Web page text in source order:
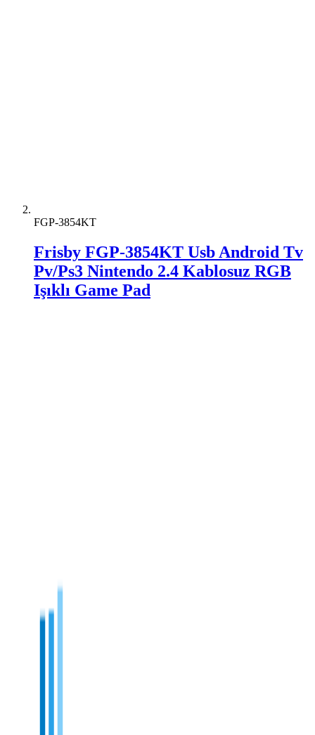
FGP-3854KT
Frisby FGP-3854KT Usb Android Tv
Pv/Ps3 Nintendo 2.4 Kablosuz RGB
Işıklı Game Pad